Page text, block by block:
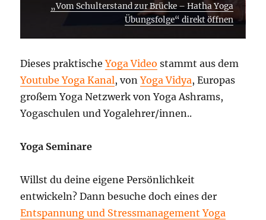
„Vom Schulterstand zur Brücke – Hatha Yoga
Übungsfolge“ direkt öffnen
Dieses praktischeYoga Video stammt aus dem
Youtube Yoga Kanal, vonYoga Vidya, Europas
großem Yoga Netzwerk von Yoga Ashrams,
Yogaschulen und Yogalehrer/innen..
Yoga Seminare
Willst du deine eigene Persönlichkeit
entwickeln? Dann besuche doch eines der
Entspannung und Stressmanagement Yoga